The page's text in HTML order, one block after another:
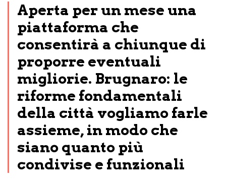
Aperta per un mese una
piattaforma che
consentirà a chiunque di
proporre eventuali
migliorie. Brugnaro: le
riforme fondamentali
della città vogliamo farle
assieme, in modo che
siano quanto più
condivise e funzionali